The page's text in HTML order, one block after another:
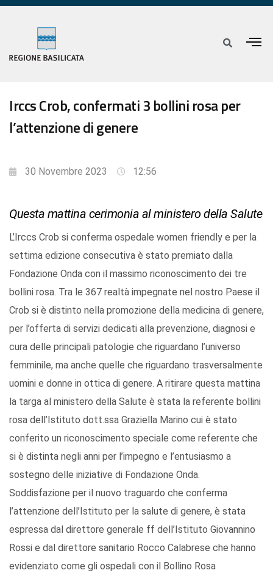
Irccs Crob, confermati 3 bollini rosa per
l’attenzione di genere
30 Novembre 2023 12:56
Questa mattina cerimonia al ministero della Salute
L’Irccs Crob si conferma ospedale women friendly e per la
settima edizione consecutiva è stato premiato dalla
Fondazione Onda con il massimo riconoscimento dei tre
bollini rosa. Tra le 367 realtà impegnate nel nostro Paese il
Crob si è distinto nella promozione della medicina di genere,
per l’offerta di servizi dedicati alla prevenzione, diagnosi e
cura delle principali patologie che riguardano l’universo
femminile, ma anche quelle che riguardano trasversalmente
uomini e donne in ottica di genere. A ritirare questa mattina
la targa al ministero della Salute è stata la referente bollini
rosa dell’Istituto dott.ssa Graziella Marino cui è stato
conferito un riconoscimento speciale come referente che
si è distinta negli anni per l’impegno e l’entusiasmo a
sostegno delle iniziative di Fondazione Onda.
Soddisfazione per il nuovo traguardo che conferma
l’attenzione dell’Istituto per la salute di genere, è stata
espressa dal direttore generale ff dell’Istituto Giovannino
Rossi e dal direttore sanitario Rocco Calabrese che hanno
evidenziato come gli ospedali con il Bollino Rosa